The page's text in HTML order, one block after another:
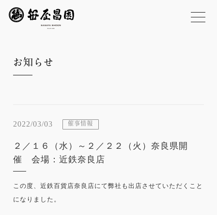
お知らせ
2022/03/03 催事情報
２／１６（水）～２／２２（火）奈良県開
催 会場：近鉄奈良店
この度、近鉄百貨店奈良店にて弊社も出店させていただくこと
になりました。